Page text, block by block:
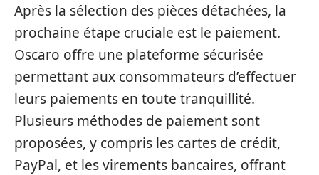
Après la sélection des pièces détachées, la
prochaine étape cruciale est le paiement.
Oscaro offre une plateforme sécurisée
permettant aux consommateurs d’effectuer
leurs paiements en toute tranquillité.
Plusieurs méthodes de paiement sont
proposées, y compris les cartes de crédit,
PayPal, et les virements bancaires, offrant